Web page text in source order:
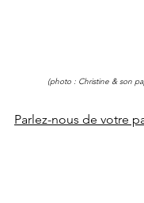
(photo : Christine & son
Parlez-nous de votre